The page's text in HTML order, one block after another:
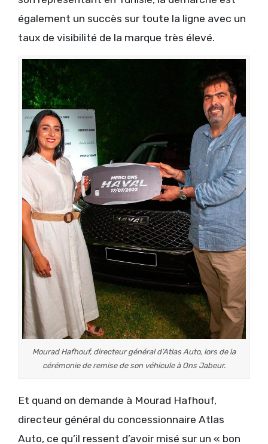
également un succès sur toute la ligne avec un
taux de visibilité de la marque très élevé.
Mourad Hafhouf, directeur général d’Atlas Auto, lors de la
cérémonie de remise de son véhicule à Ons Jabeur.
Et quand on demande à Mourad Hafhouf,
directeur général du concessionnaire Atlas
Auto, ce qu’il ressent d’avoir misé sur un « bon